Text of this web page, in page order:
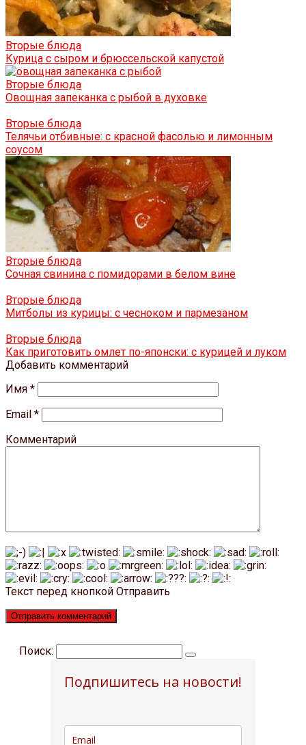
Вторые блюда
Курица с сыром и брюссельской капустой
Вторые блюда
Овощная запеканка с рыбой в духовке
Вторые блюда
Телячьи отбивные: с красной фасолью и лимонным
соусом
Вторые блюда
Сочная свинина с помидорами в белом вине
Вторые блюда
Митболы из курицы: с чесноком и пармезаном
Вторые блюда
Как приготовить омлет по-японски: с курицей и луком
Добавить комментарий
Имя *
Email *
Комментарий
Текст перед кнопкой Отправить
Поиск:
Подпишитесь на новости!